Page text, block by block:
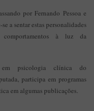
por Fernando Pessoa e
a sentar estas personalidades
à luz da
psicologia clínica do
participa em programas
em algumas publicações.